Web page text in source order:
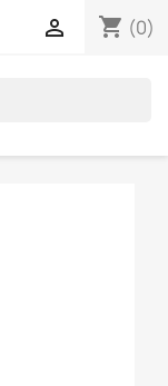
shopping_cart (0)
